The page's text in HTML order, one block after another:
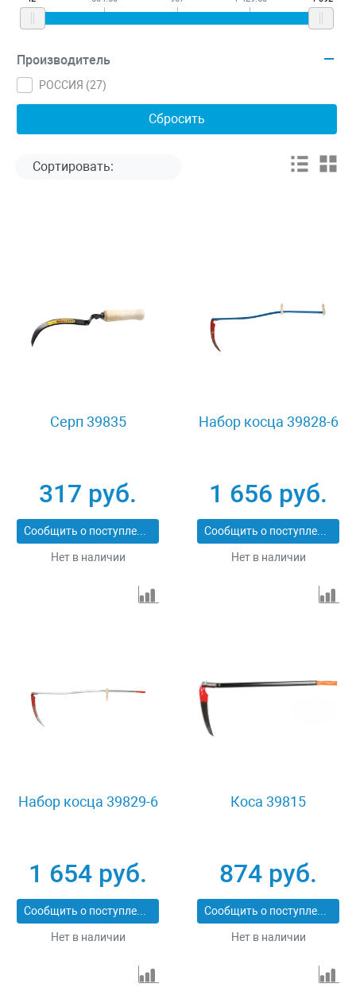
Производитель
РОССИЯ (27)
Серп 39835
317 руб.
Сообщить о поступлении
Нет в наличии
Набор косца 39828-6
1 656 руб.
Сообщить о поступлении
Нет в наличии
Набор косца 39829-6
1 654 руб.
Сообщить о поступлении
Нет в наличии
Коса 39815
874 руб.
Сообщить о поступлении
Нет в наличии